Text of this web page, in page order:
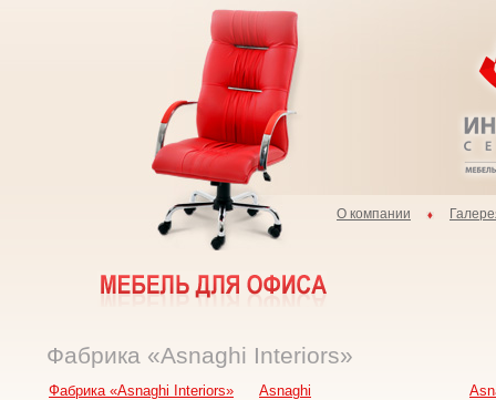
О компании
Фабрика «Asnaghi Interiors»
Фабрика «Asnaghi Interiors» Asnaghi